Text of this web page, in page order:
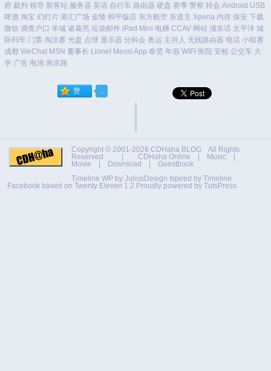
府 裁判 领导 新客站 服务器 英语 自行车 路由器 硬盘 赛季 警察 转会 Android USB
啤酒 淘宝 幻灯片 港汇广场 金陵 和平饭店 东方航空 东道主 Xperia 内存 保安 下载
微软 调查户口 羊城 诸葛亮 垃圾邮件 iPad Mini 电梯 CCAV 网站 浦东话 太平洋 城
际列车 门票 淘汰赛 光盘 点球 显示器 分科会 奥运 主持人 无线路由器 电话 小组赛
成都 WeChat MSN 董事长 Lionel Messi App 奉贤 年假 WIFI 医院 安检 公交车 大
学 广告 电池 南京路
Copyright © 2001-2026 CDHaha BLOG All Rights
Reserved. | CDHaha Online | Music |
Movie | Download | Guestbook
Timeline WP by JuliusDesign Ispired by Timeline
Facebook based on Twenty Eleven 1.2 Proudly powered by TutsPress